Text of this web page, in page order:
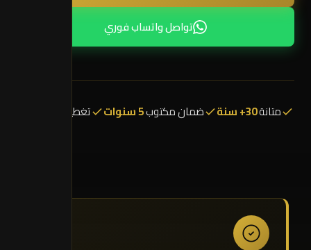
تواصل واتساب فوري
متانة30+ سنة ضمان مكتوب5 سنوات تغطية